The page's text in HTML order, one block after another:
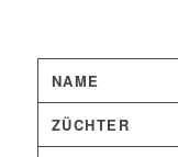
NAME
ZÜCHTER